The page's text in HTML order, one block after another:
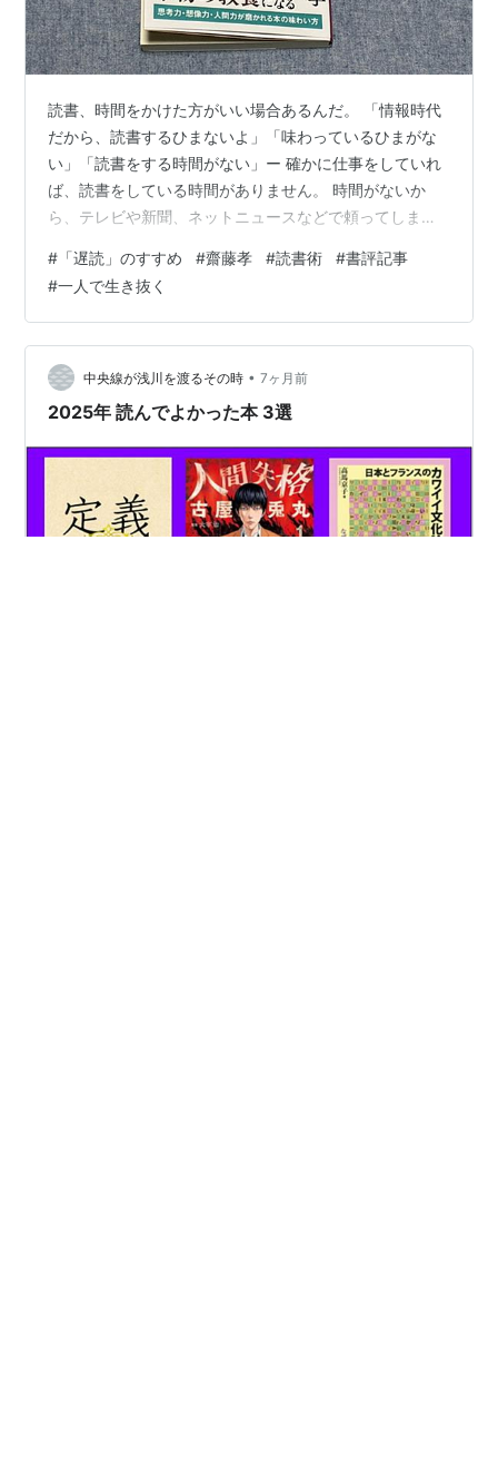
読書、時間をかけた方がいい場合あるんだ。 「情報時代
だから、読書するひまないよ」「味わっているひまがな
い」「読書をする時間がない」ー 確かに仕事をしていれ
ば、読書をしている時間がありません。 時間がないか
ら、テレビや新聞、ネットニュースなどで頼ってしまう
聞、ネットニュースなどで頼っていいのだろうか。 頼っ
た方がラクだからというのはわかります。だけど、ラク
という考え方でいいのでしょうか。 考えない人間が増え
てしまう怖さがあります。 私は本書に出会うまで、「遅
読」というやり方をまったく知りませんでした。 今回、
ご紹介するのは、齋藤孝氏の『「遅読…
# 「遅読」のすすめ #齋藤孝 #読書術 #書評記事
#一人で生き抜く
中央線が浅川を渡るその時 • 7ヶ月前
2025年 読んでよかった本 3選